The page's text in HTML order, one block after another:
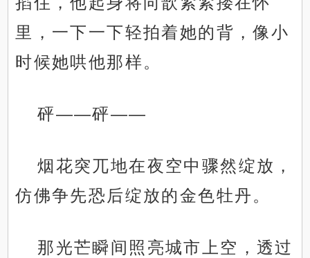
里，一下一下轻拍着她的背，像小
时候她哄他那样。
砰——砰——
烟花突兀地在夜空中骤然绽放，
仿佛争先恐后绽放的金色牡丹。
那光芒瞬间照亮城市上空，透过